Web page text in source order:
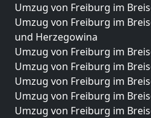
Umzug von Freiburg im
Umzug von Freiburg im
und Herzegowina
Umzug von Freiburg im
Umzug von Freiburg im
Umzug von Freiburg im
Umzug von Freiburg im
Umzug von Freiburg im